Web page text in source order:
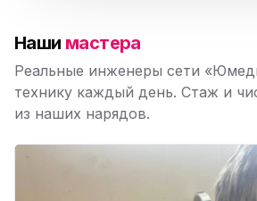
Наши мастера
Реальные инженеры сети
технику каждый день. Стаж и
из наших нарядов.